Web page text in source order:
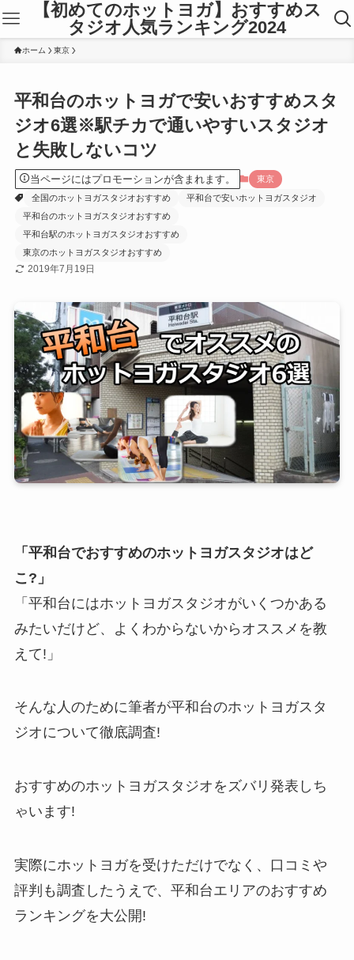
【初めてのホットヨガ】おすすめス
タジオ人気ランキング2024
ホーム 東京
平和台のホットヨガで安いおすすめスタ
ジオ6選※駅チカで通いやすいスタジオ
と失敗しないコツ
当ページにはプロモーションが含まれます。
東京
全国のホットヨガスタジオおすすめ
平和台で安いホットヨガスタジオ
平和台のホットヨガスタジオおすすめ
平和台駅のホットヨガスタジオおすすめ
東京のホットヨガスタジオおすすめ
2019年7月19日
「平和台でおすすめのホットヨガスタジオはど
こ?」
「平和台にはホットヨガスタジオがいくつかある
みたいだけど、よくわからないからオススメを教
えて!」
そんな人のために筆者が平和台のホットヨガスタ
ジオについて徹底調査!
おすすめのホットヨガスタジオをズバリ発表しち
ゃいます!
実際にホットヨガを受けただけでなく、口コミや
評判も調査したうえで、平和台エリアのおすすめ
ランキングを大公開!